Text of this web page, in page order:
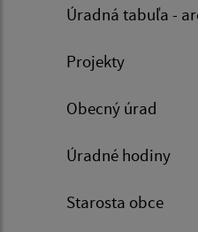
Úradná tabuľa -
Projekty
Obecný úrad
Úradné hodiny
Starosta obce